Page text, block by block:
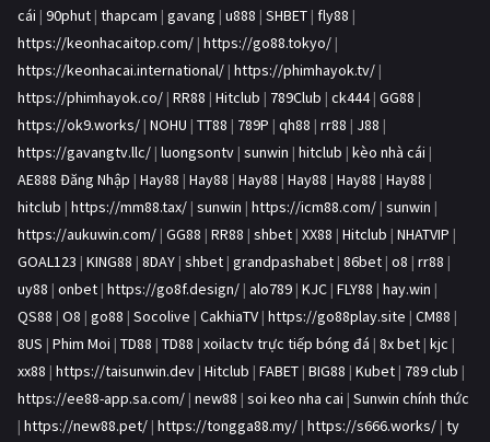
cái | 90phut | thapcam | gavang | u888 | SHBET | fly88 |
https://keonhacaitop.com/ | https://go88.tokyo/ |
https://keonhacai.international/ | https://phimhayok.tv/ |
https://phimhayok.co/ | RR88 | Hitclub | 789Club | ck444| GG88 |
https://ok9.works/ | NOHU | TT88 | 789P | qh88 | rr88 | J88 |
https://gavangtv.llc/ | luongsontv | sunwin | hitclub | kèo nhà cái |
AE888 Đăng Nhập | Hay88 | Hay88 | Hay88 | Hay88 | Hay88 | Hay88 |
hitclub | https://mm88.tax/ | sunwin | https://icm88.com/ | sunwin |
https://aukuwin.com/ | GG88 | RR88 | shbet | XX88 | Hitclub | NHATVIP |
GOAL123 | KING88 | 8DAY | shbet | grandpashabet | 86bet | o8 | rr88 |
uy88 | onbet | https://go8f.design/ | alo789 | KJC | FLY88 | hay.win |
QS88 | O8 | go88 | Socolive | CakhiaTV | https://go88play.site | CM88 |
8US | Phim Moi | TD88 | TD88 | xoilactv trực tiếp bóng đá | 8x bet | kjc |
xx88 | https://taisunwin.dev | Hitclub | FABET | BIG88 | Kubet | 789 club |
https://ee88-app.sa.com/ | new88 | soi keo nha cai | Sunwin chính thức
| https://new88.pet/ | https://tongga88.my/ | https://s666.works/ | ty